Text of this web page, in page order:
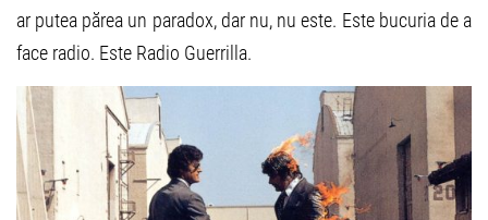
ar putea părea un paradox, dar nu, nu este. Este bucuria de a
face radio. Este Radio Guerrilla.